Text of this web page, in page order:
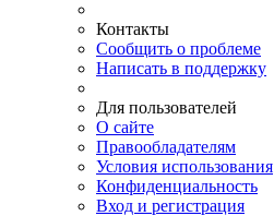
Контакты
Сообщить о проблеме
Написать в поддержку
Для пользователей
О сайте
Правообладателям
Условия использования
Конфиденциальность
Вход и регистрация